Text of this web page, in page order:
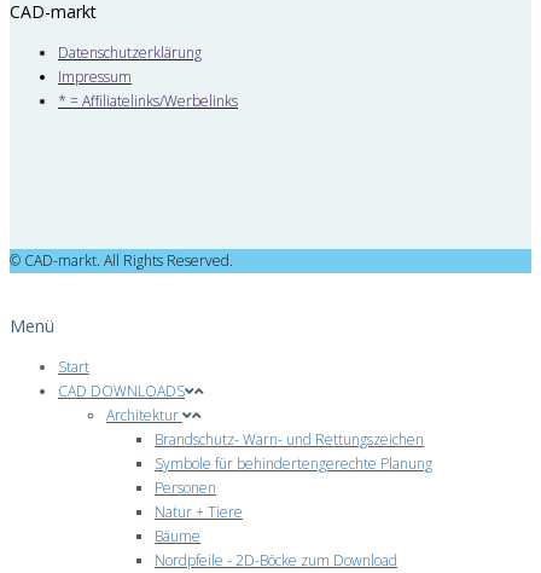
CAD-markt
Datenschutzerklärung
Impressum
* = Affiliatelinks/Werbelinks
© CAD-markt. All Rights Reserved.
Menü
Start
CAD DOWNLOADS
Architektur
Brandschutz- Warn- und Rettungszeichen
Symbole für behindertengerechte Planung
Personen
Natur + Tiere
Bäume
Nordpfeile - 2D-Böcke zum Download